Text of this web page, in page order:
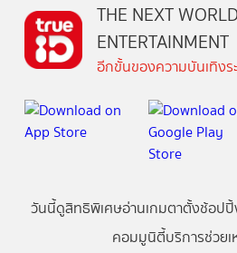
THE NEXT
ENTERTAINMENT
อีกขั้นของความบันเทิง
วันนี้ดูสิทธิพิเศษอ่านเกมตาตั้งช้อปปิ้
คอมมูนิตี้บริการช่วย